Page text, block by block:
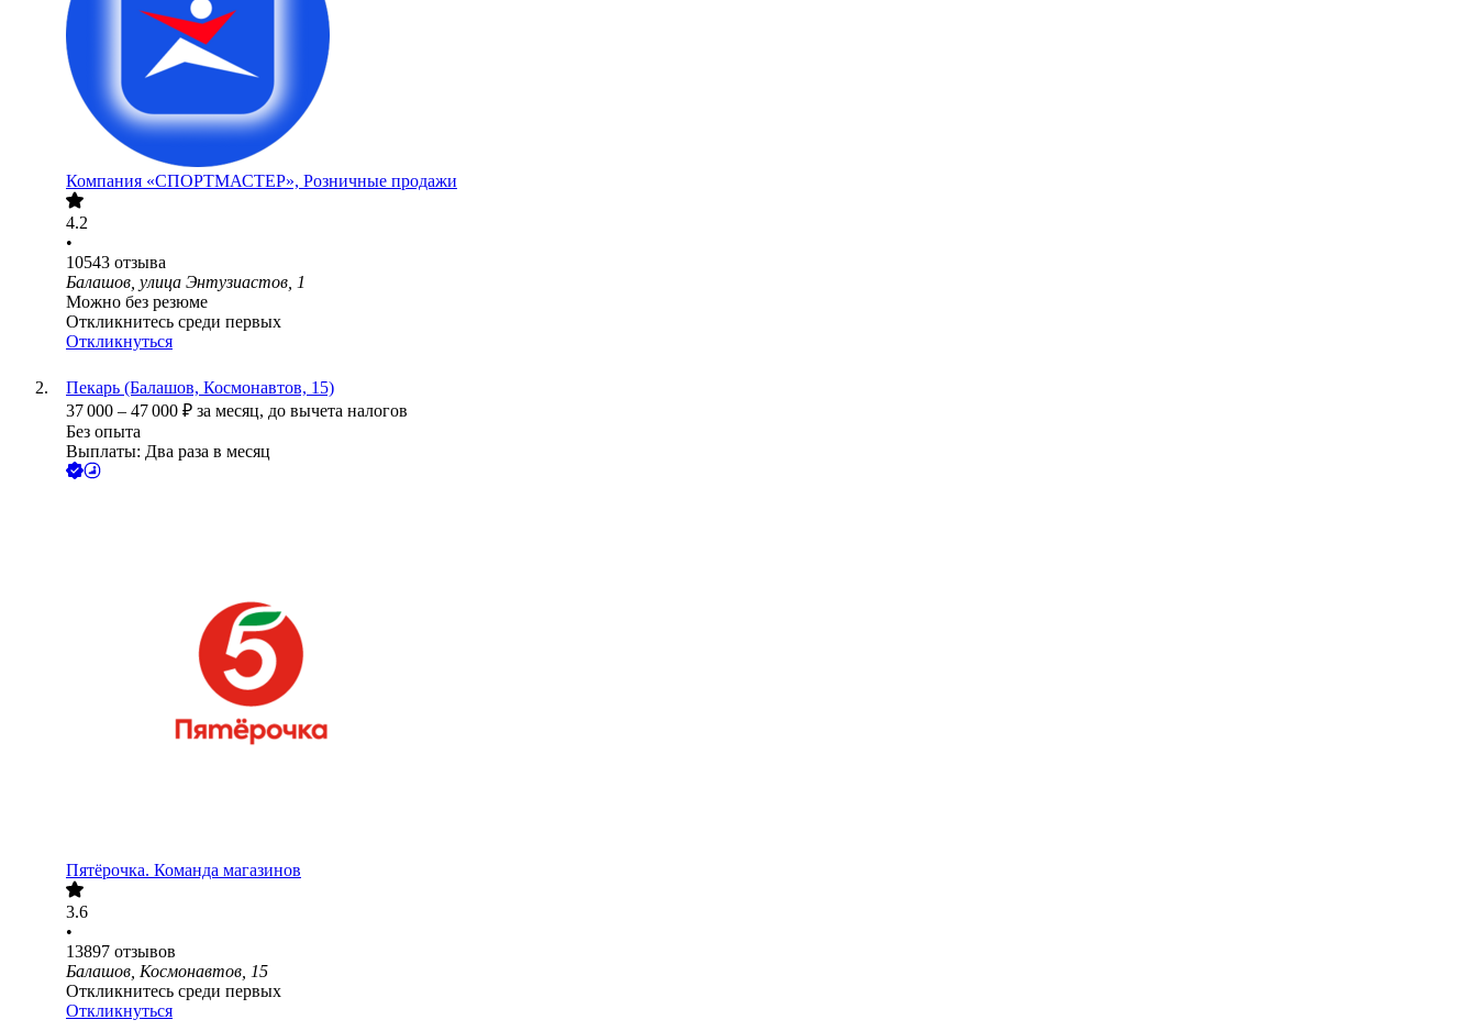
Компания «СПОРТМАСТЕР», Розничные продажи
4.2
•
10543 отзыва
Балашов, улица Энтузиастов, 1
Можно без резюме
Откликнитесь среди первых
Откликнуться
Пекарь (Балашов, Космонавтов, 15)
37 000 – 47 000 ₽ за месяц, до вычета налогов
Без опыта
Выплаты: Два раза в месяц
Пятёрочка. Команда магазинов
3.6
•
13897 отзывов
Балашов, Космонавтов, 15
Откликнитесь среди первых
Откликнуться